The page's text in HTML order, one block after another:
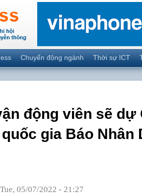
Chuyển động ngành Thời sự ICT
động viên sẽ dự
gia Báo Nhân
05/07/2022 - 21:27